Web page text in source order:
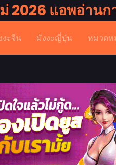
2026 แอพอ่าน
งะจีน มังงะญี่ปุ่น หมวด